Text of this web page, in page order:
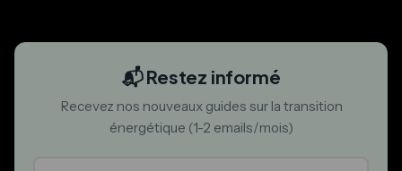
📬 Restez informé
Recevez nos nouveaux guides sur la transition
énergétique (1-2 emails/mois)